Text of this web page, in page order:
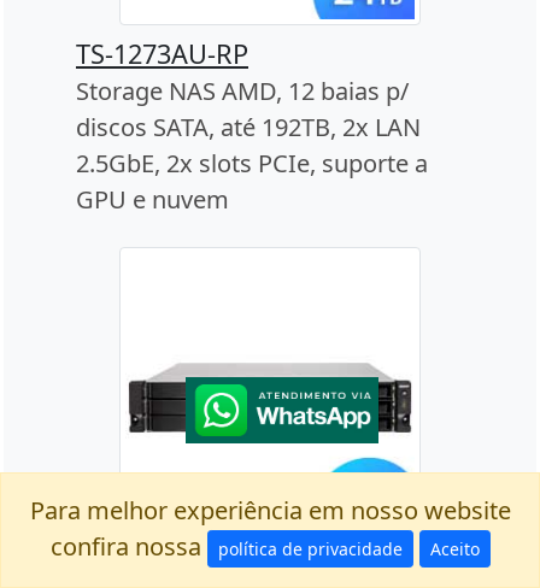
TS-1273AU-RP
Storage NAS AMD, 12 baias p/
discos SATA, até 192TB, 2x LAN
2.5GbE, 2x slots PCIe, suporte a
GPU e nuvem
Para melhor experiência em nosso website
confira nossa
política de privacidade Aceito